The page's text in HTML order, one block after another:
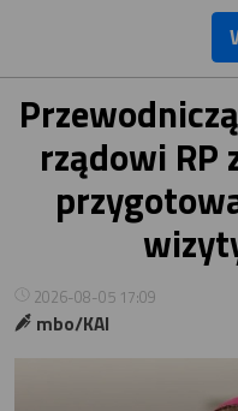
rządowi
2026-08-05 17:09
mbo/KAI